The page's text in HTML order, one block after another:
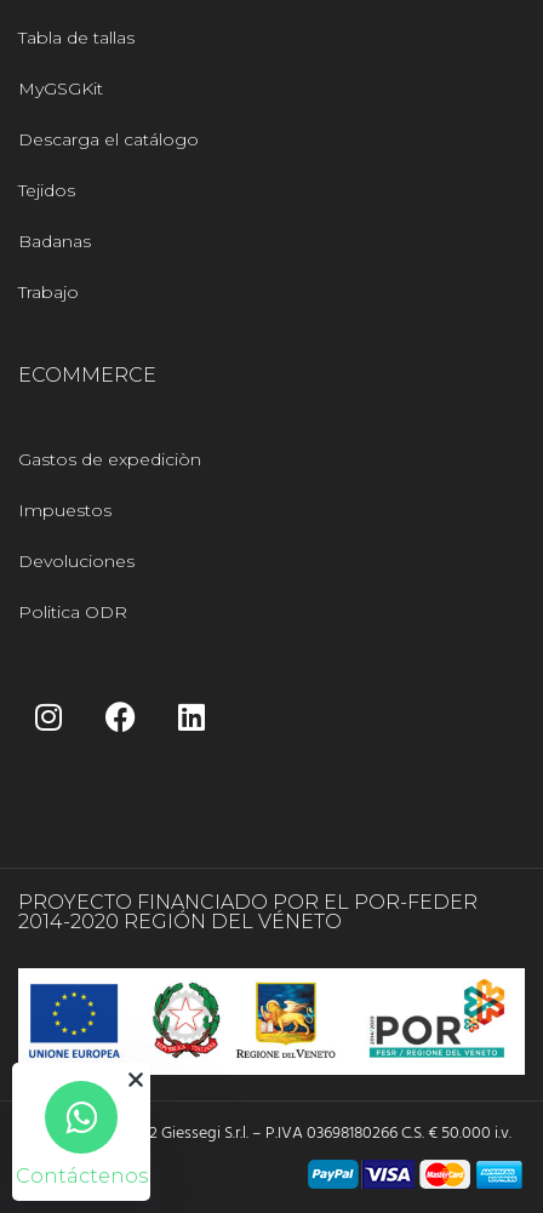
Contáctenos
Tabla de tallas
MyGSGKit
Descarga el catálogo
Tejidos
Badanas
Trabajo
ECOMMERCE
Gastos de expediciòn
Impuestos
Devoluciones
Politica ODR
PROYECTO FINANCIADO POR EL POR-FEDER
2014-2020 REGIÓN DEL VÉNETO
Copyright © 2022 Giessegi S.r.l. – P.IVA 03698180266 C.S. € 50.000 i.v.